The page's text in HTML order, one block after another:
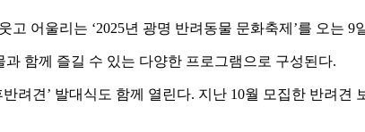
어울리는 ‘2025년 광명 반려동물 문화축제’를 오는
함께 즐길 수 있는 다양한 프로그램으로 구성된다.
려견’ 발대식도 함께 열린다. 지난 10월 모집한 반려견